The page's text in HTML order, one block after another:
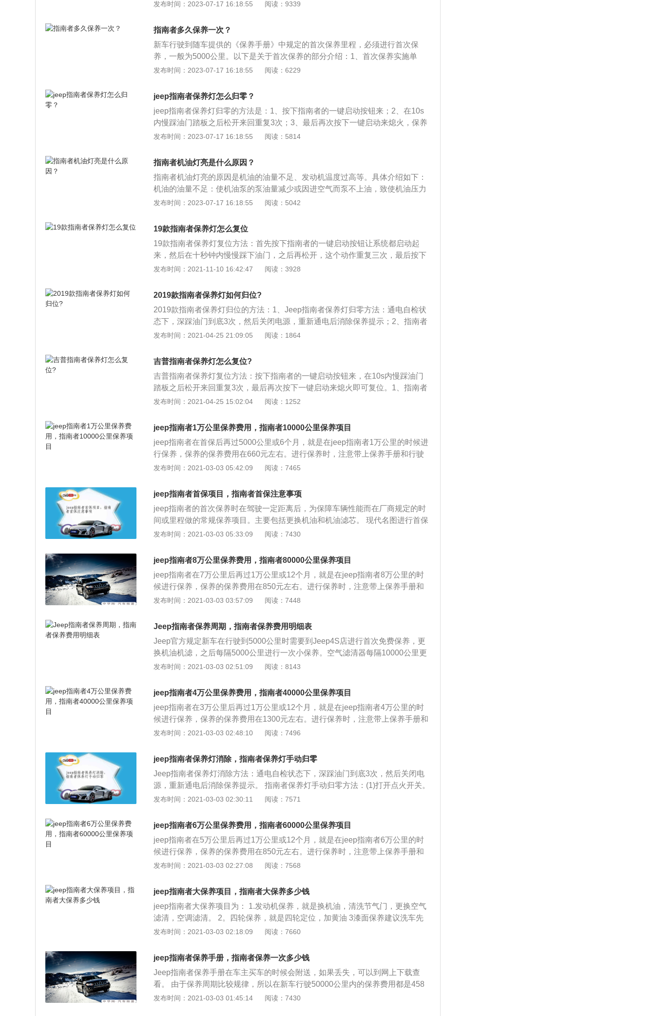
的性能，但是会给汽车下次更换零配件造成一定的麻烦，因为不归零的维修人员
或者不必要的损失。指南者是一款suv，该车长宽高分别为4465mm、1812mm、
1663mm，轴距为2635mm。动力方面，指南者共使用了两款发动机，一款是1.4
升涡轮增压发动机，另一款是1.3升涡轮增压发动机，与1.4升涡轮增压发动机匹
双离合变速箱。
市型SUV，其车身尺寸长宽高分别为4415mm、1819mm、1625mm，轴距为263
共3种变速箱选择，发动机最大功率为129kw，最大马力为175ps，最大扭矩为25
0nm。
发布时间：2023-07-17 16:18:55 阅读：9339
指南者多久保养一次？
新车行驶到随车提供的《保养手册》中规定的首次保养里程，必须进行首次保
养，一般为5000公里。以下是关于首次保养的部分介绍：1、首次保养实施单
位：首次保养必须到特许服务站进行，由服务站免费为客户进行首次保养。2、
液、制动液，动力转向液；检查轮胎状况，调整轮胎气压和车轮拧紧力矩。
发布时间：2023-07-17 16:18:55 阅读：6229
jeep指南者保养灯怎么归零？
jeep指南者保养灯归零的方法是：1、按下指南者的一键启动按钮来；2、在10s
内慢踩油门踏板之后松开来回重复3次；3、最后再次按下一键启动来熄火，保养
灯归零成功。以jeep指南者2021款为例，其车身尺寸是：长4424毫米，宽1819
涡轮增压发动机，最大功率是127千瓦，最大扭矩是270牛米，其采用了麦弗逊式
独立悬架和多连杆式独立悬架。
发布时间：2023-07-17 16:18:55 阅读：5814
指南者机油灯亮是什么原因？
指南者机油灯亮的原因是机油的油量不足、发动机温度过高等。具体介绍如下：
机油的油量不足：使机油泵的泵油量减少或因进空气而泵不上油，致使机油压力
下降。发动机温度过高：使机油变稀，从配合间隙中大量流失而导致油压下降。
泵不出油或出油不足。间隙不当：曲轴与大小瓦之间的配合间隙不当，过紧会使
机油压力升高，过松会使机油压力降低。
发布时间：2023-07-17 16:18:55 阅读：5042
19款指南者保养灯怎么复位
19款指南者保养灯复位方法：首先按下指南者的一键启动按钮让系统都启动起
来，然后在十秒钟内慢慢踩下油门，之后再松开，这个动作重复三次，最后按下
一键启动熄火，保养灯就完成复位操作了。需要注意的是，如果车辆在重启后仪
复位操作。保养灯的作用就在于定期提醒车主要对汽车进行保养，以维持汽车良
好的运行状态，延长汽车的使用寿命，这就解决了不少车主没有自主意识进行自
主保养车辆的习惯。汽车每运行一段时间或者是一段里程后，保养灯就会亮起，
车主就要在一定时间内把汽车开往维修店内进行保养。在汽车保养过后，专业技
术人员就会用电脑检测仪把汽车的保养灯归零，这样一来保养灯就会重新进行数
位失败，车主也可以自己进行归零，不会影响汽车的使用。
发布时间：2021-11-10 16:42:47 阅读：3928
2019款指南者保养灯如何归位?
2019款指南者保养灯归位的方法：1、Jeep指南者保养灯归零方法：通电自检状
态下，深踩油门到底3次，然后关闭电源，重新通电后消除保养提示；2、指南者
保养灯怎么复位方法：（1）打开点火开关。（2）在lOs内慢踩油门踏板之后松
geoil”或“Oilchangerequired”信息，表明没有重新设定，重复该程序。
发布时间：2021-04-25 21:09:05 阅读：1864
吉普指南者保养灯怎么复位?
吉普指南者保养灯复位方法：按下指南者的一键启动按钮来，在10s内慢踩油门
踏板之后松开来回重复3次，最后再次按下一键启动来熄火即可复位。1、指南者
与三菱欧蓝的共享平台，汽车的前脸造型拥有吉普汽车一贯的粗犷风格，同时注
元至28.99万元，搭载2.0升和2.4升两种排量发动机，其中2.4升发动机是吉普指
南者的主力销售车型；3、在6000转时可以达到125kw的最大功率，在4500转时
达到220牛米的最大扭矩。与发动机相匹配的是cvt变速箱，可以模拟6个前进挡
位。
发布时间：2021-04-25 15:02:04 阅读：1252
jeep指南者1万公里保养费用，指南者10000公里保养项目
jeep指南者在首保后再过5000公里或6个月，就是在jeep指南者1万公里的时候进
行保养，保养的保养费用在660元左右。进行保养时，注意带上保养手册和行驶
证。 jeep指南者的1万公里保养需要进行机油、机油滤清器的更换。 jeep指南者
和润滑油，这是保证车况的必要条件。如果不遵循定期保养规范，车辆可能会造
成损坏。凌渡进行保养前要仔细阅读说明书。在说明书上，汽车使用多少时间、
走多少里程的时候需要保养什么、怎么保养都有比较严格地规定。在做保养之
前，认真阅读说明书，做到心中有谱，就不会在保养店被各种花言巧语蒙蔽，避
免花冤枉钱。
发布时间：2021-03-03 05:42:09 阅读：7465
jeep指南者首保项目，指南者首保注意事项
jeep指南者的首次保养时在驾驶一定距离后，为保障车辆性能而在厂商规定的时
间或里程做的常规保养项目。主要包括更换机油和机油滤芯。 现代名图进行首保
注意事项：车主最好全程跟着车辆的保养手续走。车主最好注意一下更换的机油
更换也很重要，以免出现没有更换的情况。还要注意的是首保的内容一般只有几
项是免费的，不在首保范围内的服务就要收费了。所以，如果修车师傅要你在首
保的时候做太多项目的更换，就需要仔细了解你的汽车是不是真的有他说的那么
糟糕，考虑之后再做决定。
发布时间：2021-03-03 05:33:09 阅读：7430
jeep指南者8万公里保养费用，指南者80000公里保养项目
jeep指南者在7万公里后再过1万公里或12个月，就是在jeep指南者8万公里的时
候进行保养，保养的保养费用在850元左右。进行保养时，注意带上保养手册和
行驶证。 jeep指南者的8万公里保养需要进行机油、机油滤清器的更换。除此之
的保养间隔，定期检查、维修并使用推荐的油液和润滑油，这是保证车况的必要
条件。如果不遵循定期保养规范，车辆可能会造成损坏。凌渡进行保养前要仔细
阅读说明书。在说明书上，汽车使用多少时间、走多少里程的时候需要保养什
么、怎么保养都有比较严格地规定。在做保养之前，认真阅读说明书，做到心中
有谱，就不会在保养店被各种花言巧语蒙蔽，避免花冤枉钱。
发布时间：2021-03-03 03:57:09 阅读：7448
Jeep指南者保养周期，指南者保养费用明细表
Jeep官方规定新车在行驶到5000公里时需要到Jeep4S店进行首次免费保养，更
换机油机滤，之后每隔5000公里进行一次小保养。空气滤清器每隔10000公里更
换一次，全车油液（包含转向助力油、变速箱油和刹车油）集中在每隔50000公
清器一般情况下是终身免更换的，而空调滤清器官方建议每隔40000公里更换一
次。 指南者保养费用明细表如下： Jeep指南者其1.4T和2.4L车型小保养费用分
别为660元和895元，而6万公里内常规保养总费用则为5950元和5029元，整体保
养成本相比同级别翼虎等车型来说并不高。而带来这一优势的原因自然是其较长
的保养周期间隔，1.4T车型为每6个月或7500公里，2.4L车型则是达到了6个月或
发布时间：2021-03-03 02:51:09 阅读：8143
jeep指南者4万公里保养费用，指南者40000公里保养项目
jeep指南者在3万公里后再过1万公里或12个月，就是在jeep指南者4万公里的时
候进行保养，保养的保养费用在1300元左右。进行保养时，注意带上保养手册和
行驶证。 jeep指南者的4万公里保养需要进行机油、机油滤清器的更换。除此之
保养间隔，定期检查、维修并使用推荐的油液和润滑油，这是保证车况的必要条
件。如果不遵循定期保养规范，车辆可能会造成损坏。凌渡进行保养前要仔细阅
读说明书。在说明书上，汽车使用多少时间、走多少里程的时候需要保养什么、
怎么保养都有比较严格地规定。在做保养之前，认真阅读说明书，做到心中有
谱，就不会在保养店被各种花言巧语蒙蔽，避免花冤枉钱。
发布时间：2021-03-03 02:48:10 阅读：7496
jeep指南者保养灯消除，指南者保养灯手动归零
Jeep指南者保养灯消除方法：通电自检状态下，深踩油门到底3次，然后关闭电
源，重新通电后消除保养提示。 指南者保养灯手动归零方法：(1)打开点火开关。
(2)在lOs内慢踩油门踏板之后松开来回重复3次。(3)关闭点火开关。 当启动汽车
定，重复该程序。 现在的车行车电脑都有保养里程提示，如果到了公里数没有做
保养，那么保养灯就会亮，做了保养后，服务站会帮你把保养灯归零，开始记录
行车里程，到下一次保养公里数时提示。如果不到服务站，自己做保养也可以把
保养灯归零的，按照说明书上来操作。如果不归零，那么就记录不了保养的里
程。
发布时间：2021-03-03 02:30:11 阅读：7571
jeep指南者6万公里保养费用，指南者60000公里保养项目
jeep指南者在5万公里后再过1万公里或12个月，就是在jeep指南者6万公里的时
候进行保养，保养的保养费用在850元左右。进行保养时，注意带上保养手册和
行驶证。 jeep指南者的6万公里保养需要进行机油、机油滤清器的更换。除此之
的保养间隔，定期检查、维修并使用推荐的油液和润滑油，这是保证车况的必要
条件。如果不遵循定期保养规范，车辆可能会造成损坏。凌渡进行保养前要仔细
阅读说明书。在说明书上，汽车使用多少时间、走多少里程的时候需要保养什
么、怎么保养都有比较严格地规定。在做保养之前，认真阅读说明书，做到心中
有谱，就不会在保养店被各种花言巧语蒙蔽，避免花冤枉钱。
发布时间：2021-03-03 02:27:08 阅读：7568
jeep指南者大保养项目，指南者大保养多少钱
jeep指南者大保养项目为： 1.发动机保养，就是换机油，清洗节气门，更换空气
滤清，空调滤清。 2。四轮保养，就是四轮定位，加黄油 3漆面保养建议洗车先
开蜡，后每洗三次车打一次蜡，或者一个月一次。最好做个漆面镀膜，增加漆面
保养是指定期对汽车相关部分进行检查、清洁、补给、润滑、调整或更换某些零
件的预防性工作，又称汽车维护。现代的汽车保养主要包含了对发动机系统（引
擎）、变速箱系统、空调系统、冷却系统、燃油系统、动力转向系统等的保养范
围。指南者汽车保养的目的是保持车容整洁，技术状况正常，消除隐患，预防故
障发生，减缓劣化过程，延长使用周期。
发布时间：2021-03-03 02:18:09 阅读：7660
jeep指南者保养手册，指南者保养一次多少钱
Jeep指南者保养手册在车主买车的时候会附送，如果丢失，可以到网上下载查
看。 由于保养周期比较规律，所以在新车行驶50000公里内的保养费用都是458
元和664元这种开销交替进行的。全车油液的大保养在新车行驶到50000公里时进
发布时间：2021-03-03 01:45:14 阅读：7430